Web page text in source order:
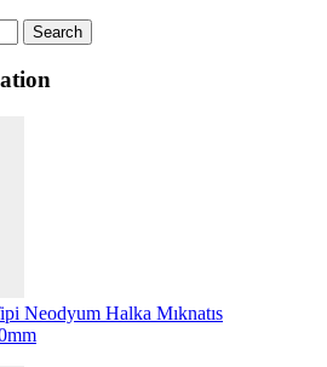
Search
Neodyum Halka Mıknatıs